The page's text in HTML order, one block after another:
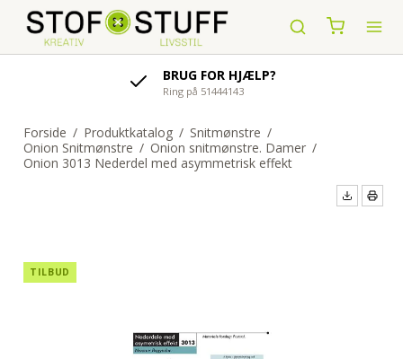
BRUG FOR HJÆLP?
Ring på 51444143
Forside / Produktkatalog / Snitmønstre /
Onion Snitmønstre / Onion snitmønstre. Damer /
Onion 3013 Nederdel med asymmetrisk effekt
TILBUD